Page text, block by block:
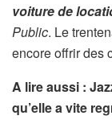
voiture de
Public. Le
encore offrir des
A lire aussi :
qu’elle a vite